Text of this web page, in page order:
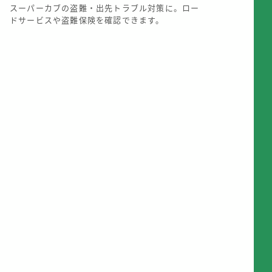
スーパーカブの盗難・出先トラブル対策に。ロー
ドサービスや盗難保険を確認できます。